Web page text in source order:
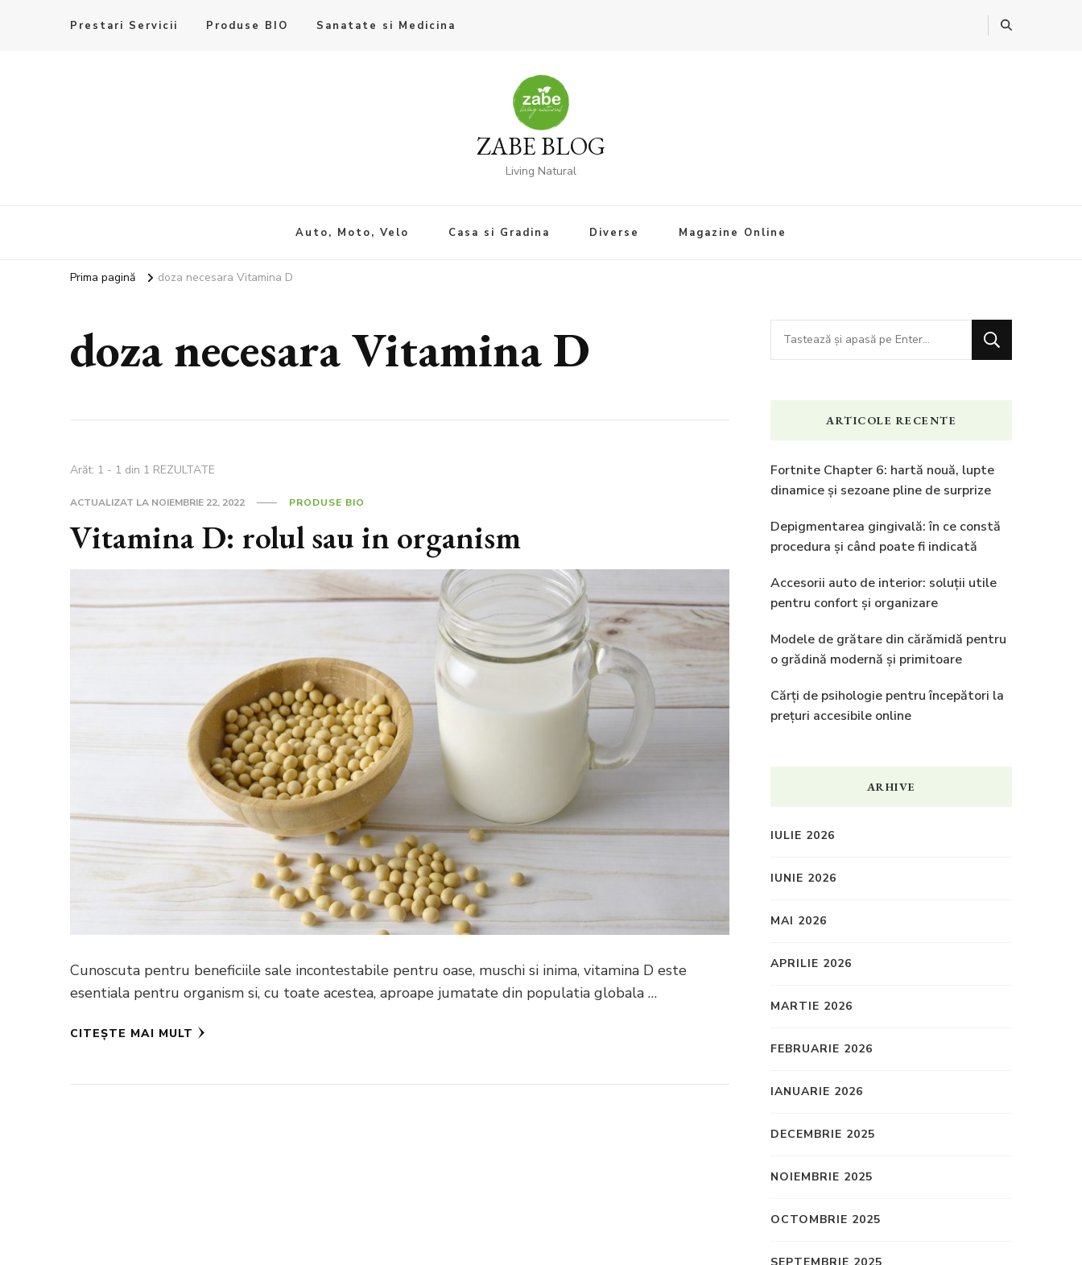
Prestari Servicii Produse BIO Sanatate si Medicina
ZABE BLOG
Living Natural
Auto, Moto, Velo Casa si Gradina Diverse Magazine Online
Prima pagină doza necesara Vitamina D
doza necesara Vitamina D
Arăt: 1 - 1 din 1 REZULTATE
ACTUALIZAT LA NOIEMBRIE 22, 2022 PRODUSE BIO
Vitamina D: rolul sau in organism
Cunoscuta pentru beneficiile sale incontestabile pentru oase, muschi si inima, vitamina D este
esentiala pentru organism si, cu toate acestea, aproape jumatate din populatia globala …
CITEȘTE MAI MULT
Cauți
ceva?
ARTICOLE RECENTE
Fortnite Chapter 6: hartă nouă, lupte
dinamice și sezoane pline de surprize
Depigmentarea gingivală: în ce constă
procedura și când poate fi indicată
Accesorii auto de interior: soluții utile
pentru confort și organizare
Modele de grătare din cărămidă pentru
o grădină modernă și primitoare
Cărți de psihologie pentru începători la
prețuri accesibile online
ARHIVE
IULIE 2026
IUNIE 2026
MAI 2026
APRILIE 2026
MARTIE 2026
FEBRUARIE 2026
IANUARIE 2026
DECEMBRIE 2025
NOIEMBRIE 2025
OCTOMBRIE 2025
SEPTEMBRIE 2025